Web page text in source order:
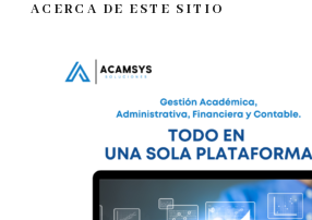
ACERCA DE ESTE SITIO